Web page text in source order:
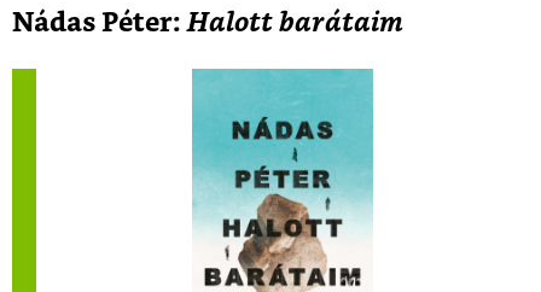
Nádas Péter:Halott barátaim